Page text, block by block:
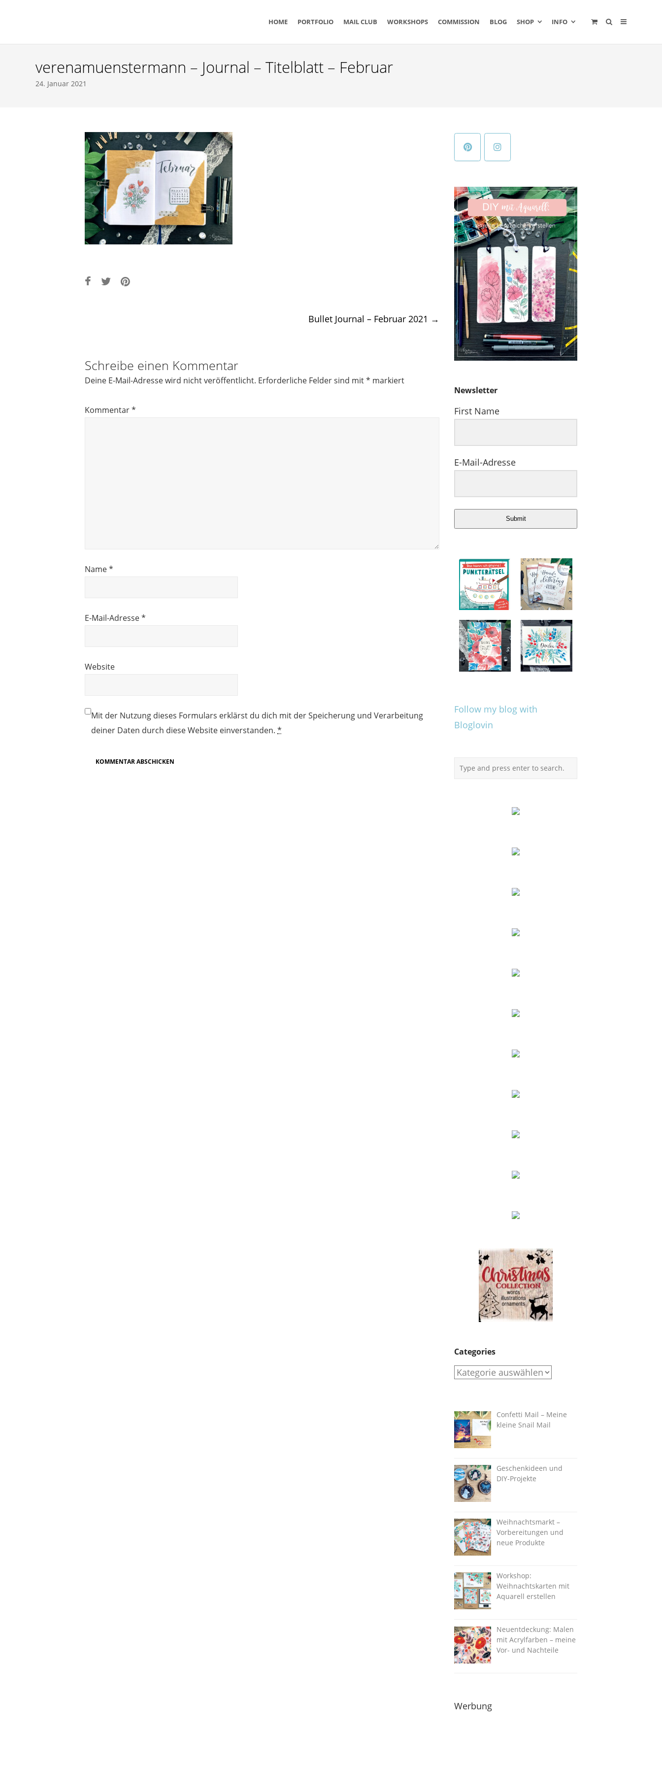
HOME PORTFOLIO MAIL CLUB WORKSHOPS COMMISSION BLOG SHOP INFO
verenamuenstermann – Journal – Titelblatt – Februar
24. Januar 2021
Bullet Journal – Februar 2021 →
Schreibe einen Kommentar
Deine E-Mail-Adresse wird nicht veröffentlicht. Erforderliche Felder sind mit* markiert
Kommentar*
Name*
E-Mail-Adresse*
Website
Mit der Nutzung dieses Formulars erklärst du dich mit der Speicherung und Verarbeitung
deiner Daten durch diese Website einverstanden. *
Newsletter
First Name
E-Mail-Adresse
Submit
Follow my blog with
Bloglovin
Categories
Categories
Confetti Mail – Meine
kleine Snail Mail
Geschenkideen und
DIY-Projekte
Weihnachtsmarkt –
Vorbereitungen und
neue Produkte
Workshop:
Weihnachtskarten mit
Aquarell erstellen
Neuentdeckung: Malen
mit Acrylfarben – meine
Vor- und Nachteile
Werbung